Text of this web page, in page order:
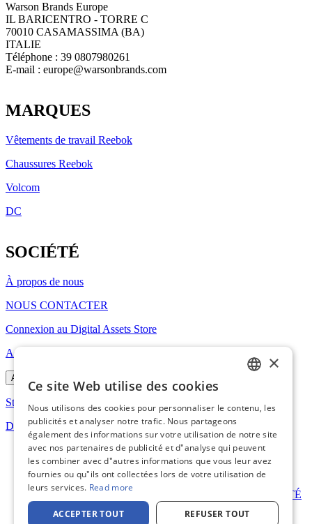
Warson Brands Europe
IL BARICENTRO - TORRE C
70010 CASAMASSIMA (BA)
ITALIE
Téléphone : 39 0807980261
E-mail : europe@warsonbrands.com
MARQUES
Vêtements de travail Reebok
Chaussures Reebok
Volcom
DC
SOCIÉTÉ
À propos de nous
NOUS CONTACTER
Connexion au Digital Assets Store
Accessibilité aux contenus Web
Avis relatif aux cookies
Stratégie environnementale
Déclaration UE de conformité
CHAÎNE D’APPROVISIONNEMENT ET DURABILITÉ
POLITIQUE DE CONFIDENTIALITÉ
Avis relatif aux cookies
FRENCH
GERMAN
DUTCH
ITALIAN
×
Ce site Web utilise des cookies
Nous utilisons des cookies pour personnaliser le contenu, les
publicités et analyser notre trafic. Nous partageons
également des informations sur votre utilisation de notre site
avec nos partenaires de publicité et d"analyse qui peuvent
les combiner avec d"autres informations que vous leur avez
fournies ou qu"ils ont collectées lors de votre utilisation de
leurs services. Read more
ACCEPTER TOUT REFUSER TOUT